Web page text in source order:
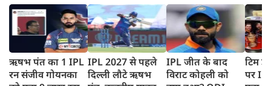
ऋषभ पंत का 1 IPL
रन संजीव गोयनका
IPL 2027 से पहले
दिल्ली लौटे ऋषभ
IPL जीत के बाद
विराट कोहली को
टिम
पर